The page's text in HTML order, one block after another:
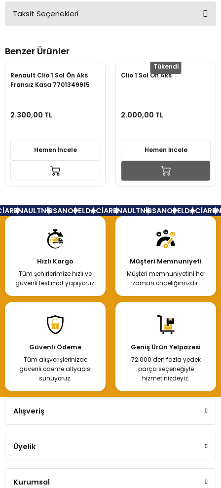
Bu ürüne ilk yorumu siz yapın!
Taksit Seçenekleri
Benzer Ürünler
Renault Clio 1 Sol Ön Aks
Fransız Kasa 7701349915
2.300,00 TL
Hemen İncele
Tükendi
Clio 1 Sol Ön Aks
2.000,00 TL
Hemen İncele
RENAULTNİSSANOPELDACİARENAULTNİSSANOPELDACİA
Hızlı Kargo
Tüm şehirlerimize hızlı ve
güvenli teslimat yapıyoruz.
Müşteri Memnuniyeti
Müşteri memnuniyetini her
zaman önceliğimizdir.
Güvenli Ödeme
Tüm alışverişlerinizde
güvenli ödeme altyapısı
sunuyoruz.
Geniş Ürün Yelpazesi
72.000’den fazla yedek
parça seçeneğiyle
hizmetinizdeyiz.
Alışveriş
Üyelik
Kurumsal